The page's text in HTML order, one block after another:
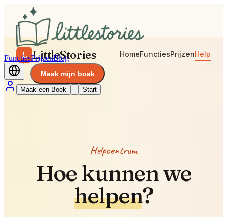
FunctiesPrijzenBlog
Maak een Boek Start
L LittleStories HomeFunctiesPrijzenHelp
Maak mijn boek
Helpcentrum
Hoe kunnen we
helpen?